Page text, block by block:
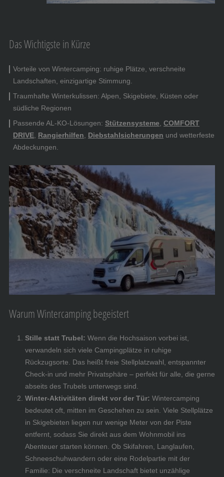
Das Wichtigste in Kürze
Vorteile von Wintercamping: ruhige Plätze, verschneite
Landschaften, einzigartige Stimmung.
Traumhafte Winterkulissen: Alpen, Skigebiete, Küsten oder
südliche Regionen
Passende AL-KO-Lösungen: Stützensysteme, COMFORT
DRIVE, Rangierhilfen, Diebstahlsicherungen und wetterfeste
Abdeckungen.
Warum Wintercamping begeistert
Stille statt Trubel: Wenn die Hochsaison vorbei ist,
verwandeln sich viele Campingplätze in ruhige
Rückzugsorte. Das heißt freie Stellplatzwahl, entspannter
Check-in und mehr Privatsphäre – perfekt für alle, die gerne
abseits des Trubels unterwegs sind.
Winter-Aktivitäten direkt vor der Tür: Wintercamping
bedeutet oft, mitten im Geschehen zu sein. Viele Stellplätze
in Skigebieten liegen nur wenige Meter von der Piste
entfernt, sodass Sie direkt aus dem Wohnmobil ins
Abenteuer starten können. Ob Skifahren, Langlaufen,
Schneeschuhwandern oder eine Rodelpartie mit der
Familie: Die verschneite Landschaft bietet unzählige